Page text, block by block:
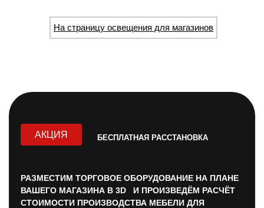
На страницу освещения для магазинов
АКЦИЯ БЕСПЛАТНАЯ РАССТАНОВКА
РАЗМЕСТИМ ТОРГОВОЕ ОБОРУДОВАНИЕ НА ПЛАНЕ
ВАШЕГО МАГАЗИНА В 3D И ПРОИЗВЕДЁМ РАСЧЁТ
СТОИМОСТИ ПРОИЗВОДСТВА МЕБЕЛИ ДЛЯ